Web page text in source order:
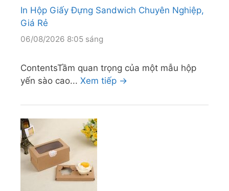
In Hộp Giấy Đựng Sandwich Chuyên Nghiệp,
Giá Rẻ
06/08/2026 8:05 sáng
ContentsTầm quan trọng của một mẫu hộp
yến sào cao... Xem tiếp →